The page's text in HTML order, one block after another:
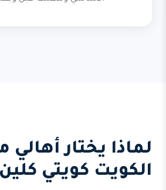
لماذا يختار أهالي
الكويت كويتي